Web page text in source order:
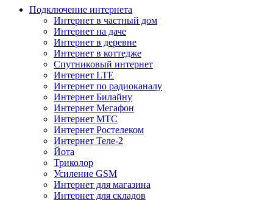
Подключение интернета
Интернет в частный дом
Интернет на даче
Интернет в деревне
Интернет в коттедже
Спутниковый интернет
Интернет LTE
Интернет по радиоканалу
Интернет Билайну
Интернет Мегафон
Интернет МТС
Интернет Ростелеком
Интернет Теле-2
Йота
Триколор
Усиление GSM
Интернет для магазина
Интернет для складов